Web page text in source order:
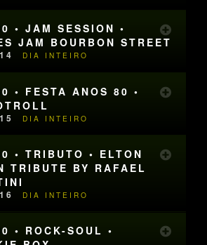
• JAM SESSION •
JAM BOURBON STREET
DIA INTEIRO
• FESTA ANOS 80 •
DIA INTEIRO
• TRIBUTO • ELTON
TRIBUTE BY RAFAEL
DIA INTEIRO
• ROCK-SOUL •